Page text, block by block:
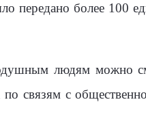
передано более 100
людям можно
по связям с